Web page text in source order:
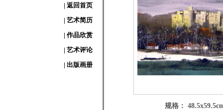
| 返回首页
| 艺术简历
| 作品欣赏
| 艺术评论
| 出版画册
规格：